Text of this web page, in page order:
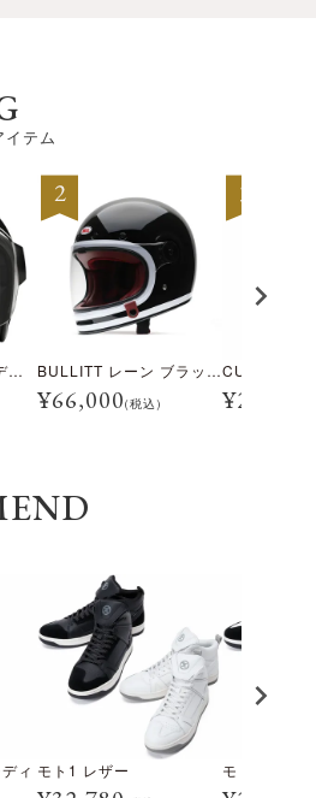
イテム
ミュンヘン（ベルベデーレ） BULLITT レーン ブラック/ホワイト
¥66,000(税込) ¥28,600
ィ モト1 レザー モト1 スニ